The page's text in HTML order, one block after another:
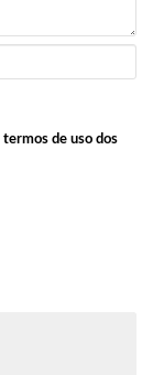
termos de uso dos